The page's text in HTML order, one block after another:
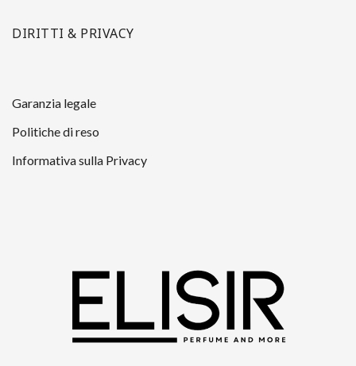
DIRITTI & PRIVACY
Garanzia legale
Politiche di reso
Informativa sulla Privacy